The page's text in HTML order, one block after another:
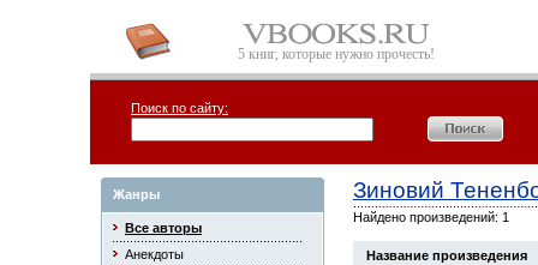
5 книг, которые нужно прочесть!
Поиск по сайту:
Жанры
Все авторы
Анекдоты
Зиновий
Найдено произведений: 1
Название произведения